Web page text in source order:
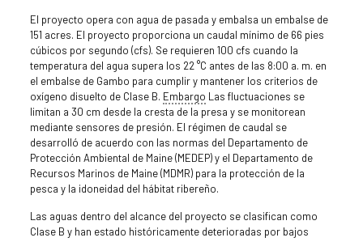
El proyecto opera con agua de pasada y embalsa un embalse de
151 acres. El proyecto proporciona un caudal mínimo de 66 pies
cúbicos por segundo (cfs). Se requieren 100 cfs cuando la
temperatura del agua supera los 22 °C antes de las 8:00 a. m. en
el embalse de Gambo para cumplir y mantener los criterios de
oxígeno disuelto de Clase B. Embargo Las fluctuaciones se
limitan a 30 cm desde la cresta de la presa y se monitorean
mediante sensores de presión. El régimen de caudal se
desarrolló de acuerdo con las normas del Departamento de
Protección Ambiental de Maine (MEDEP) y el Departamento de
Recursos Marinos de Maine (MDMR) para la protección de la
pesca y la idoneidad del hábitat ribereño.
Las aguas dentro del alcance del proyecto se clasifican como
Clase B y han estado históricamente deterioradas por bajos